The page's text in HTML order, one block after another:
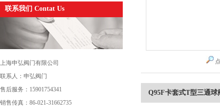
联系我们 Contat Us
上海申弘阀门有限公司
联系人：申弘阀门
售后服务：15901754341
销售传真：86-021-31662735
Q95F卡套式T型三通球